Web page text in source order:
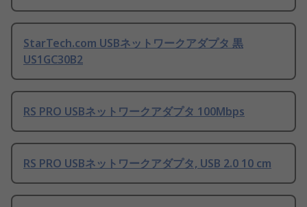
StarTech.com USBネットワークアダプタ 黒
US1GC30B2
RS PRO USBネットワークアダプタ 100Mbps
RS PRO USBネットワークアダプタ, USB 2.0 10 cm